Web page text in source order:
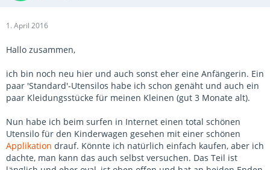
1. April 2016
Hallo zusammen,
ich bin noch neu hier und auch sonst eher eine Anfängerin. Ein
paar 'Standard'-Utensilos habe ich schon genäht und auch ein
paar Kleidungsstücke für meinen Kleinen (gut 3 Monate alt).
Nun habe ich beim surfen in Internet einen total schönen
Utensilo für den Kinderwagen gesehen mit einer schönen
Applikation drauf. Könnte ich natürlich einfach kaufen, aber ich
dachte, man kann das auch selbst versuchen. Das Teil ist